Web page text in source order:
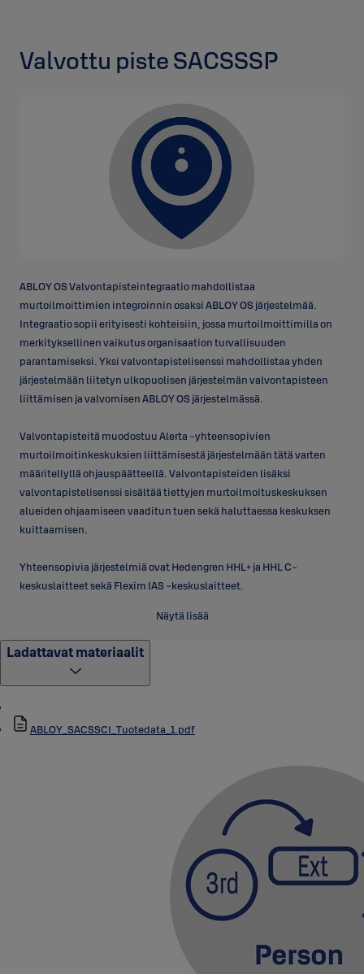
Valvottu piste SACSSSP
ABLOY OS Valvontapisteintegraatio mahdollistaa
murtoilmoittimien integroinnin osaksi ABLOY OS järjestelmää.
Integraatio sopii erityisesti kohteisiin, jossa murtoilmoittimilla on
merkityksellinen vaikutus organisaation turvallisuuden
parantamiseksi. Yksi valvontapistelisenssi mahdollistaa yhden
järjestelmään liitetyn ulkopuolisen järjestelmän valvontapisteen
liittämisen ja valvomisen ABLOY OS järjestelmässä.
Valvontapisteitä muodostuu Alerta -yhteensopivien
murtoilmoitinkeskuksien liittämisestä järjestelmään tätä varten
määritellyllä ohjauspäätteellä. Valvontapisteiden lisäksi
valvontapistelisenssi sisältää tiettyjen murtoilmoituskeskuksen
alueiden ohjaamiseen vaaditun tuen sekä haluttaessa keskuksen
kuittaamisen.
Yhteensopivia järjestelmiä ovat Hedengren HHL+ ja HHL C-
keskuslaitteet sekä Flexim IAS -keskuslaitteet.
Näytä lisää
Ladattavat materiaalit
ABLOY_SACSSCI_Tuotedata_1.pdf